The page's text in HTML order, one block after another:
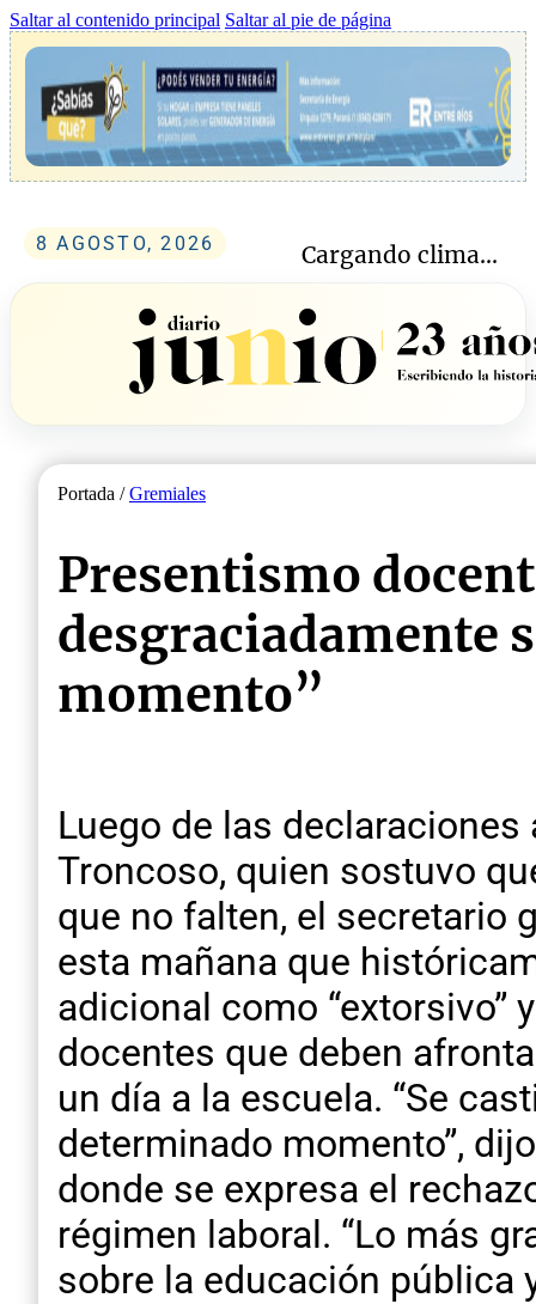
Saltar al contenido principal Saltar al pie de página
8 AGOSTO, 2026 Cargando clima...
Portada /Gremiales
Presentismo
desgraciadamente
momento”
Luego de las
Troncoso, quien sostuvo
que no falten, el secretario
esta mañana que
adicional como “extorsivo”
docentes que deben
un día a la escuela. “Se
determinado momento”,
donde se expresa el
régimen laboral. “Lo más
sobre la educación pública